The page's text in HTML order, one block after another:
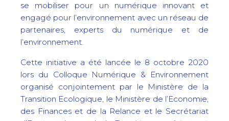
se mobiliser pour un numérique innovant et
engagé pour l’environnement avec un réseau de
partenaires, experts du numérique et de
l’environnement.
Cette initiative a été lancée le 8 octobre 2020
lors du Colloque Numérique & Environnement
organisé conjointement par le Ministère de la
Transition Ecologique, le Ministère de l’Economie,
des Finances et de la Relance et le Secrétariat